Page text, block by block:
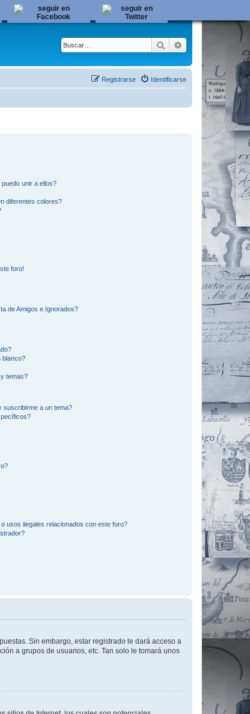
Buscar Búsqueda
Identificarse
Registrarse
unir a ellos?
diferentes colores?
foro!
de Amigos e Ignorados?
blanco?
temas?
suscribirme a un tema?
usos ilegales relacionados con este foro?
Sin embargo, estar registrado le dará acceso a
a grupos de usuarios, etc. Tan solo le tomará unos